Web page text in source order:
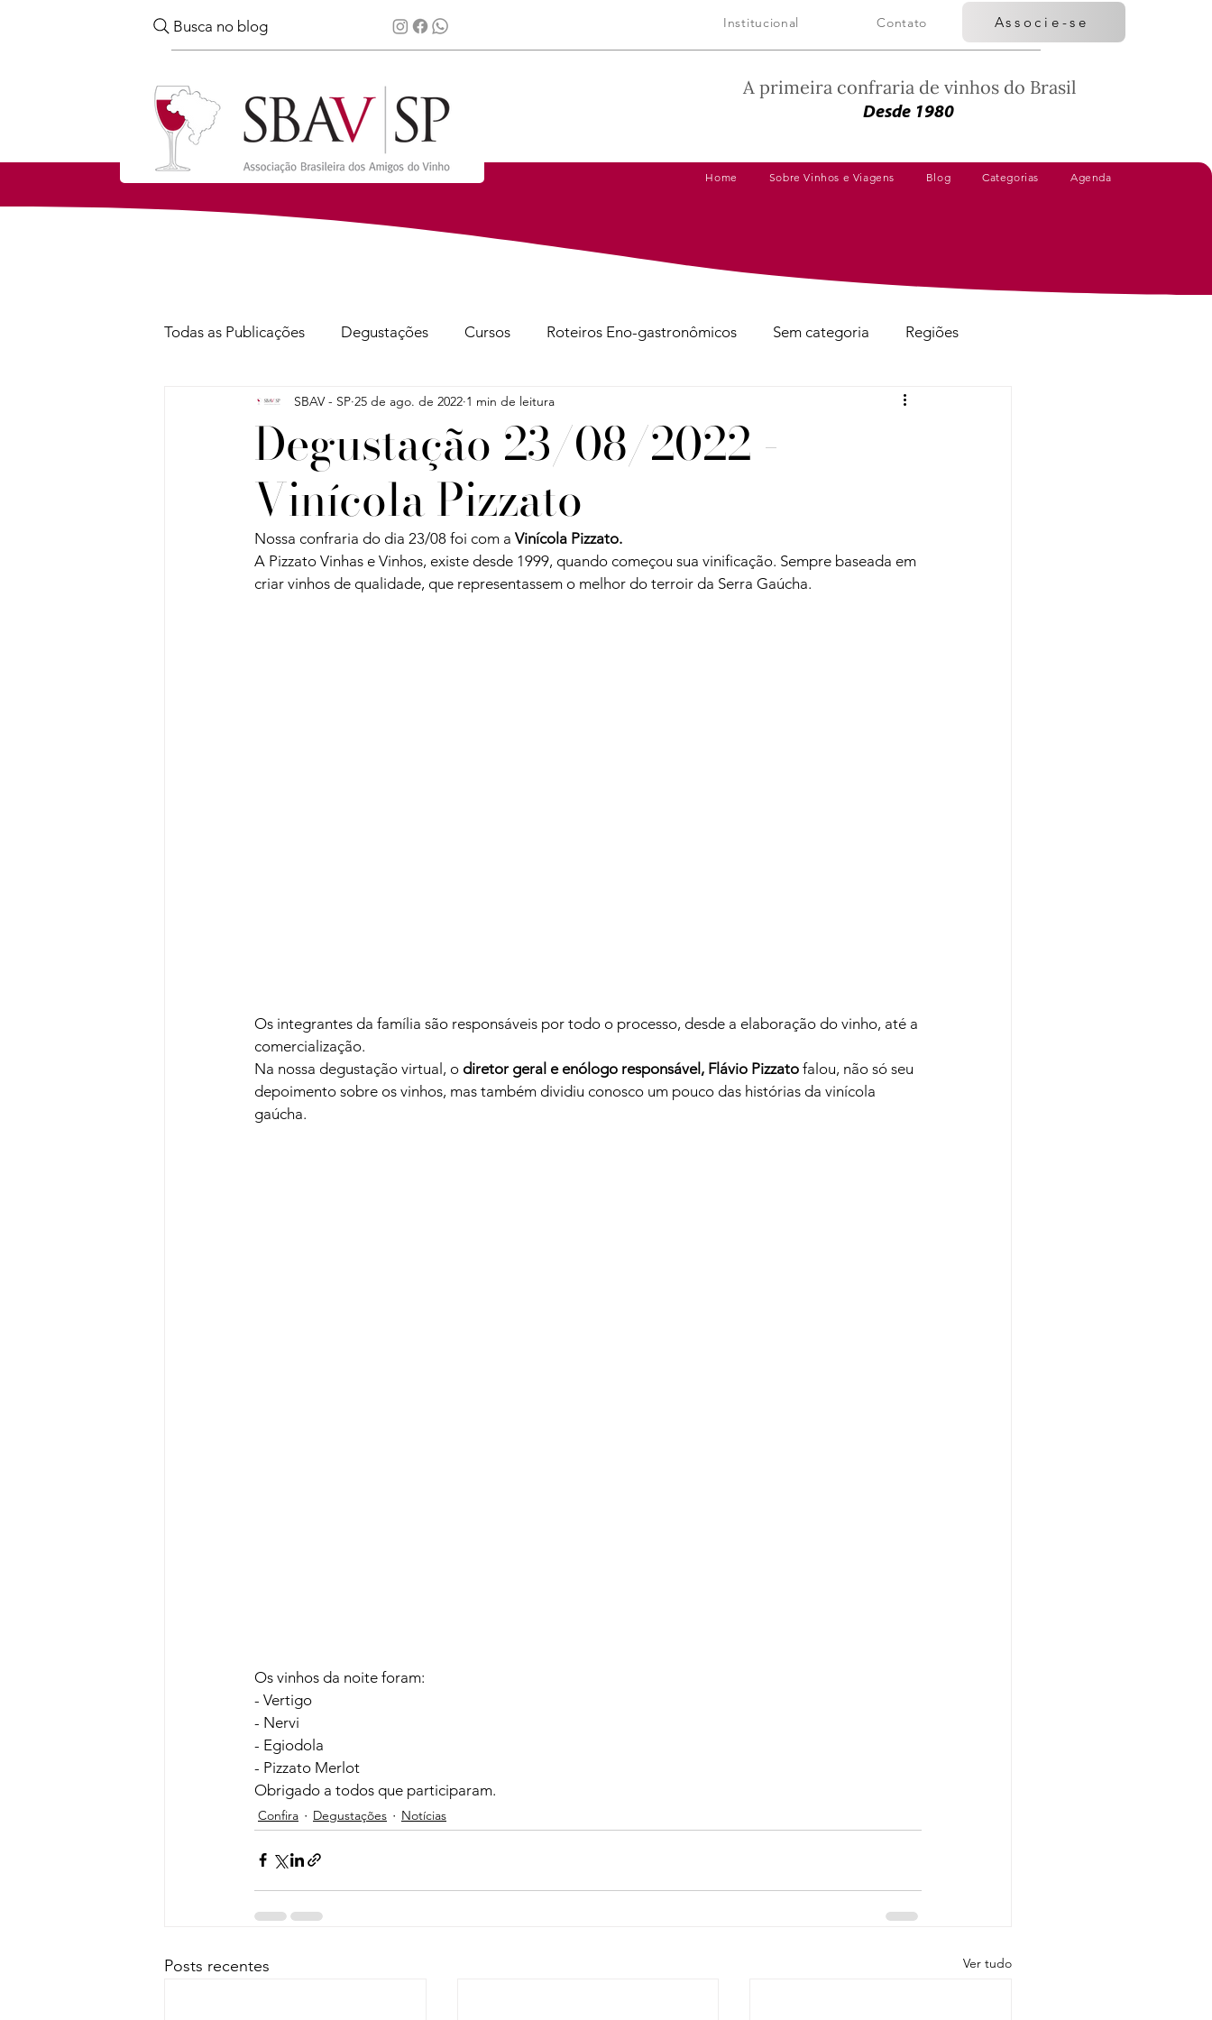
Busca no blog Institucional Contato Associe-se
A primeira confraria de vinhos do Brasil
Desde 1980
Home Sobre Vinhos e Viagens Blog Categorias Agenda
Todas as Publicações Degustações Cursos Roteiros Eno-gastronômicos Sem categoria Regiões
Notícias Viagens Dicas de Harmonização Vinhos Avaliados
Workshops
Sobre Vinhos e Viagens
Degustação 23/08/2022 -
Vinícola Pizzato
SBAV - SP 25 de ago. de 2022 1 min de leitura
Nossa confraria do dia 23/08 foi com a Vinícola Pizzato.
A Pizzato Vinhas e Vinhos, existe desde 1999, quando começou sua vinificação. Sempre baseada em
criar vinhos de qualidade, que representassem o melhor do terroir da Serra Gaúcha.
Os integrantes da família são responsáveis por todo o processo, desde a elaboração do vinho, até a
comercialização.
Na nossa degustação virtual, o diretor geral e enólogo responsável, Flávio Pizzato falou, não só seu
depoimento sobre os vinhos, mas também dividiu conosco um pouco das histórias da vinícola
gaúcha.
Os vinhos da noite foram:
- Vertigo
- Nervi
- Egiodola
- Pizzato Merlot
Obrigado a todos que participaram.
Confira Degustações Notícias
Posts recentes Ver tudo